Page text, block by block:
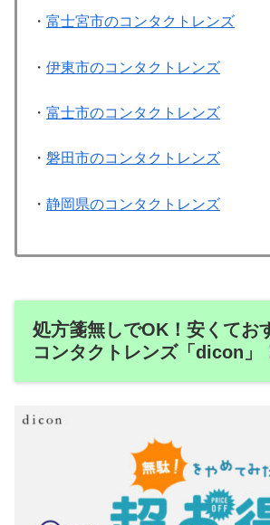
・ 富士宮市のコンタクトレンズ
・ 伊東市のコンタクトレンズ
・ 富士市のコンタクトレンズ
・ 磐田市のコンタクトレンズ
・ 静岡県のコンタクトレンズ
処方箋無しでOK！安くてお
コンタクトレンズ「dicon」